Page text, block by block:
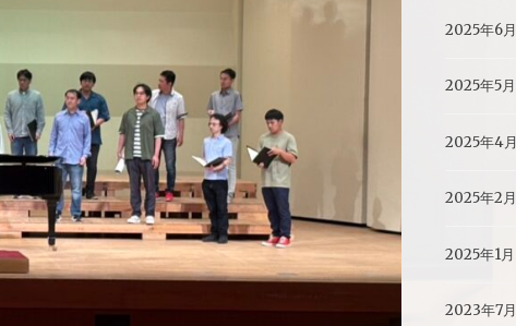
2025年6月
2025年5月
2025年4月
2025年2月
2025年1月
2023年7月